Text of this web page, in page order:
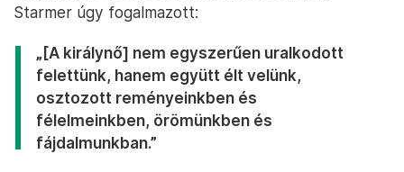
Starmer úgy fogalmazott:
„[A királynő] nem egyszerűen uralkodott
felettünk, hanem együtt élt velünk,
osztozott reményeinkben és
félelmeinkben, örömünkben és
fájdalmunkban.”